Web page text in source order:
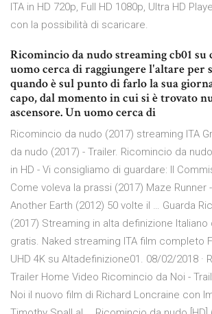
ITA in HD 720p, Full HD 1080p, Ultra HD
con la possibilità di scaricare.
Ricomincio da nudo streaming cb01 su
uomo cerca di raggiungere l'altare per
quando è sul punto di farlo la sua
capo, dal momento in cui si è trovato
ascensore. Un uomo cerca di
Ricomincio da nudo (2017) streaming ITA
da nudo (2017) - Trailer. Ricomincio da
in HD - Vi consigliamo di guardare: Il
Come voleva la prassi (2017) Maze Runner
Another Earth (2012) 50 volte il … Guarda
(2017) Streaming in alta definizione
gratis. Naked streaming ITA film completo
UHD 4K su Altadefinizione01. 08/02/2018 ·
Trailer Home Video Ricomincio da Noi -
Noi il nuovo film di Richard Loncraine con